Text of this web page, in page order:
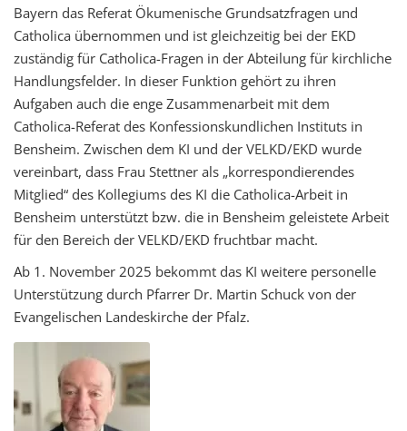
Bayern das Referat Ökumenische Grundsatzfragen und
Catholica übernommen und ist gleichzeitig bei der EKD
zuständig für Catholica-Fragen in der Abteilung für kirchliche
Handlungsfelder. In dieser Funktion gehört zu ihren
Aufgaben auch die enge Zusammenarbeit mit dem
Catholica-Referat des Konfessionskundlichen Instituts in
Bensheim. Zwischen dem KI und der VELKD/EKD wurde
vereinbart, dass Frau Stettner als „korrespondierendes
Mitglied“ des Kollegiums des KI die Catholica-Arbeit in
Bensheim unterstützt bzw. die in Bensheim geleistete Arbeit
für den Bereich der VELKD/EKD fruchtbar macht.
Ab 1. November 2025 bekommt das KI weitere personelle
Unterstützung durch Pfarrer Dr. Martin Schuck von der
Evangelischen Landeskirche der Pfalz.